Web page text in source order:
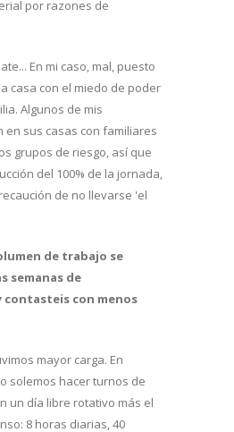
por razones de
En mi caso, mal, puesto
casa con el miedo de poder
Algunos de mis
en sus casas con familiares
grupos de riesgo, así que
del 100% de la jornada,
de no llevarse 'el
de trabajo se
semanas de
con menos
mayor carga. En
solemos hacer turnos de
un día libre rotativo más el
8 horas diarias, 40